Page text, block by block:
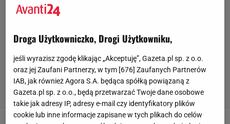
Wide leg, flare i straight. Calvin Klein
Droga Użytkowniczko, Drogi Użytkowniku,
jeśli wyrazisz zgodę klikając „Akceptuję”, Gazeta.pl sp. z o.o.
oraz jej Zaufani Partnerzy, w tym [676] Zaufanych Partnerów
IAB, jak również Agora S.A. będąca spółką powiązaną z
Gazeta.pl sp. z o.o., będą przetwarzać Twoje dane osobowe
takie jak adresy IP, adresy e-mail czy identyfikatory plików
cookie lub inne informacje zapisane w tych plikach do celów